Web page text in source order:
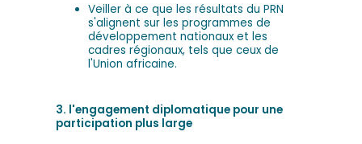
Veiller à ce que les résultats du PRN
s'alignent sur les programmes de
développement nationaux et les
cadres régionaux, tels que ceux de
l'Union africaine.
3. l'engagement diplomatique pour une
participation plus large